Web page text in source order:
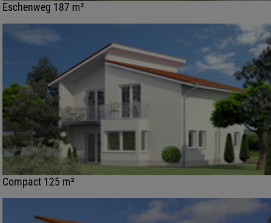
Eschenweg 187 m²
Compact 125 m²